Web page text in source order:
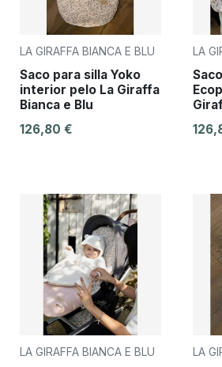
LA GIRAFFA BIANCA E BLU
Saco para silla Yoko
interior pelo La Giraffa
Bianca e Blu
126,80 €
LA
LA GIRAFFA BIANCA E BLU LA